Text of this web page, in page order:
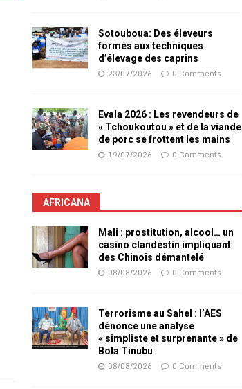
Sotouboua: Des éleveurs
formés aux techniques
d’élevage des caprins
23/07/2026 0 Comments
Evala 2026 : Les revendeurs de
« Tchoukoutou » et de la viande
de porc se frottent les mains
19/07/2026 0 Comments
AFRICANA
Mali : prostitution, alcool… un
casino clandestin impliquant
des Chinois démantelé
08/08/2026 0 Comments
Terrorisme au Sahel : l’AES
dénonce une analyse
« simpliste et surprenante » de
Bola Tinubu
08/08/2026 0 Comments